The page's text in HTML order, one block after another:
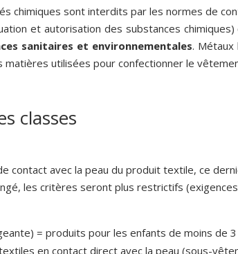
chimiques sont interdits par les normes de
et autorisation des substances
sanitaires et environnementales.
utilisées pour confectionner le
classes
contact avec la peau du produit textile, ce
les critères seront plus restrictifs
= produits pour les enfants de moins de 3
en contact direct avec la peau (sous-